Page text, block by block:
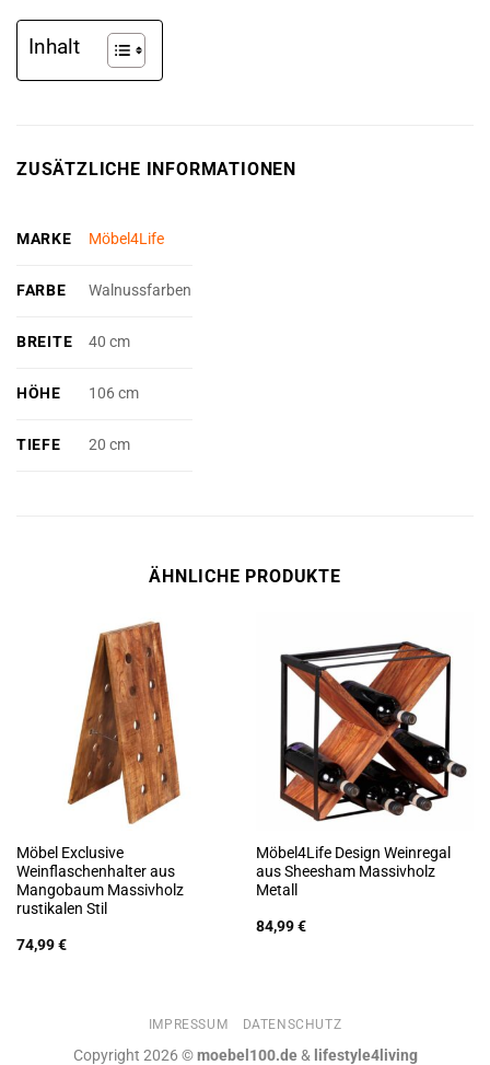
Inhalt
ZUSÄTZLICHE INFORMATIONEN
MARKE Möbel4Life
FARBE Walnussfarben
BREITE 40 cm
HÖHE 106 cm
TIEFE 20 cm
ÄHNLICHE PRODUKTE
Möbel Exclusive
Weinflaschenhalter aus
Mangobaum Massivholz
rustikalen Stil
74,99€
Möbel4Life Design Weinregal
aus Sheesham Massivholz
Metall
84,99€
IMPRESSUM DATENSCHUTZ
Copyright 2026 ©moebel100.de& lifestyle4living